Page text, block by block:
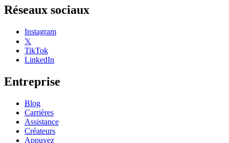
Réseaux sociaux
Instagram
𝕏
TikTok
LinkedIn
Entreprise
Blog
Carrières
Assistance
Créateurs
Appuyez